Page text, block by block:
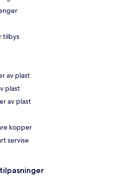
tilbys
av plast
plast
av plast
kopper
servise